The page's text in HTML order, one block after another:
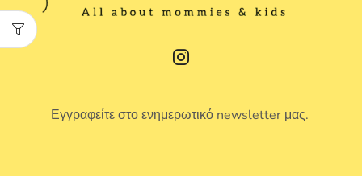
Εγγραφείτε στο ενημερωτικό newsletter μας.